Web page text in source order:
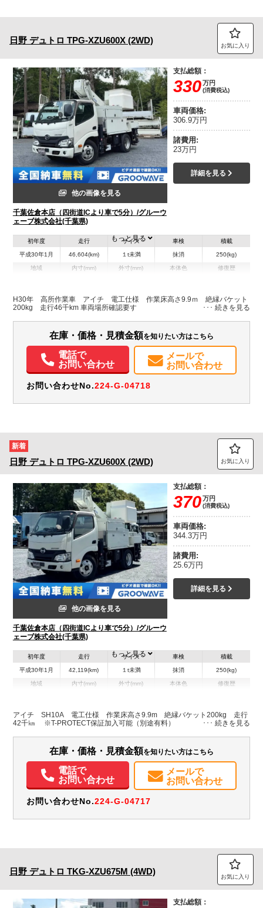
日野 デュトロ TPG-XZU600X (2WD) お気に入り
他の画像を見る
千葉佐倉本店（四街道ICより車で5分）/グルーウ
ェーブ株式会社(千葉県)
支払総額：
330万円
(消費税込)
車両価格:
306.9万円
諸費用:
23万円
詳細を見る
初年度
平成30年1月
走行
46,604(km)
サイズ
１t未満
車検
抹消
積載
250(kg)
地域 内寸(mm) 外寸(mm)
H:2,770
本体色 修復歴
パワステ パワーウィンドウ ABS エアバッグ
電動格納ミラー
取扱説明書（一部含む）
もっと見る
H30年 高所作業車 アイチ 電工仕様 作業床高さ9.9ｍ 絶縁バケット
200kg 走行46千km 車両場所確認要す
在庫・価格・見積金額を知りたい方はこちら
電話で
お問い合わせ
メールで
お問い合わせ
お問い合わせNo.224-G-04718
新着
日野 デュトロ TPG-XZU600X (2WD) お気に入り
他の画像を見る
千葉佐倉本店（四街道ICより車で5分）/グルーウ
ェーブ株式会社(千葉県)
支払総額：
370万円
(消費税込)
車両価格:
344.3万円
諸費用:
25.6万円
詳細を見る
初年度
平成30年1月
走行
42,119(km)
サイズ
１t未満
車検
抹消
積載
250(kg)
地域 内寸(mm) 外寸(mm)
H:2,770
本体色 修復歴
パワステ パワーウィンドウ ABS エアバッグ
電動格納ミラー
取扱説明書（一部含む）
もっと見る
アイチ SH10A 電工仕様 作業床高さ9.9m 絶縁バケット200kg 走行
42千㎞ ※T-PROTECT保証加入可能（別途有料）
在庫・価格・見積金額を知りたい方はこちら
電話で
お問い合わせ
メールで
お問い合わせ
お問い合わせNo.224-G-04717
日野 デュトロ TKG-XZU675M (4WD) お気に入り
支払総額：